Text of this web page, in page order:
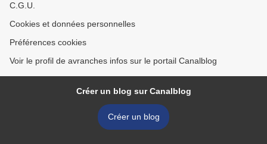
C.G.U.
Cookies et données personnelles
Préférences cookies
Voir le profil de avranches infos sur le portail Canalblog
Créer un blog sur Canalblog
Créer un blog